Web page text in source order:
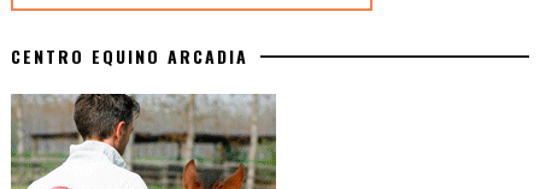
CENTRO EQUINO ARCADIA